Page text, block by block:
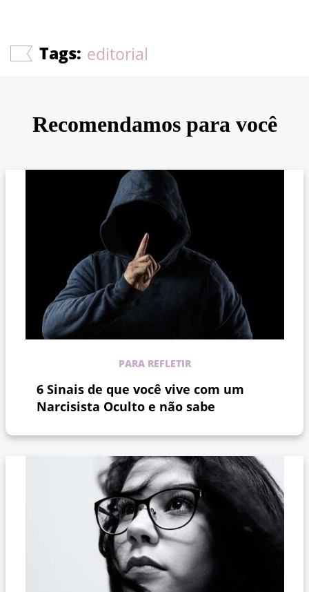
Tags: editorial
Recomendamos para você
PARA REFLETIR
6 Sinais de que você vive com um
Narcisista Oculto e não sabe